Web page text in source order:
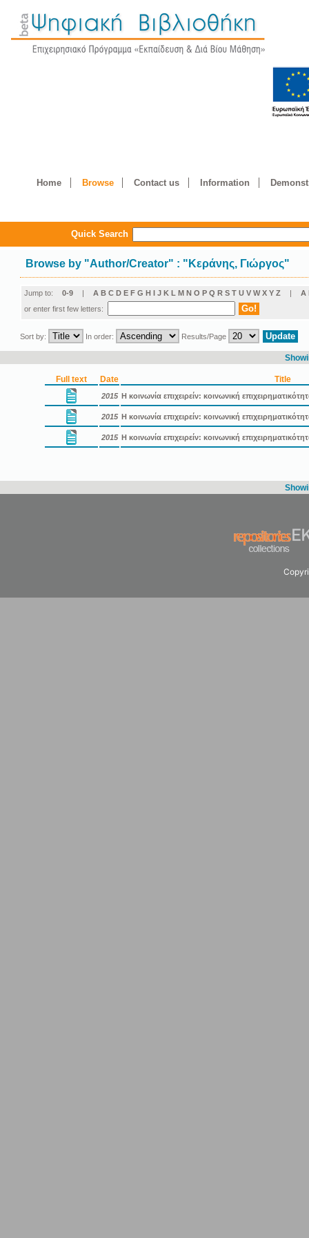
Home Browse Contact us Information
Quick Search
Browse by "Author/Creator" : "Κεράνης, Γιώργος"
Jump to: 0-9 | A B C D E F G H I J K L M N O P Q R S T U V W X Y Z | Α
or enter first few letters:
Sort by: In order: Results/Page
Full text Date Title
2015 Η κοινωνία επιχειρείν: κοινωνική
2015 Η κοινωνία επιχειρείν: κοινωνική
2015 Η κοινωνία επιχειρείν: κοινωνική